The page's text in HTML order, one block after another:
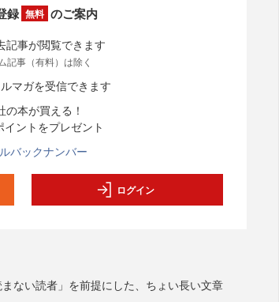
録 無料 のご案内
記事が閲覧できます
記事（有料）は除く
マガを受信できます
の本が買える！
ントをプレゼント
バックナンバー
ログイン
まない読者」を前提にした、ちょい長い文章